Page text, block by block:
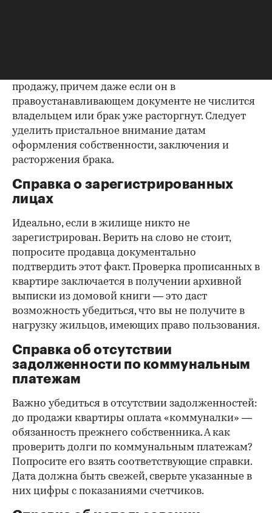
продажу, причем даже если он в
правоустанавливающем документе не числится
владельцем или брак уже расторгнут. Следует
уделить пристальное внимание датам
оформления собственности, заключения и
расторжения брака.
Справка о зарегистрированных
лицах
Идеально, если в жилище никто не
зарегистрирован. Верить на слово не стоит,
попросите продавца документально
подтвердить этот факт. Проверка прописанных в
квартире заключается в получении архивной
выписки из домовой книги — это даст
возможность убедиться, что вы не получите в
нагрузку жильцов, имеющих право пользования.
Справка об отсутствии
задолженности по коммунальным
платежам
Важно убедиться в отсутствии задолженностей:
до продажи квартиры оплата «коммуналки» —
обязанность прежнего собственника. А как
проверить долги по коммунальным платежам?
Попросите его взять соответствующие справки.
Дата должна быть свежей, сверьте указанные в
них цифры с показаниями счетчиков.